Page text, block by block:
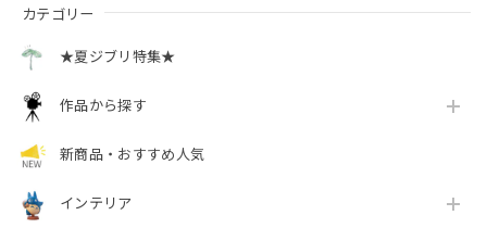
カテゴリー
★夏ジブリ特集★
作品から探す
新商品・おすすめ人気
インテリア